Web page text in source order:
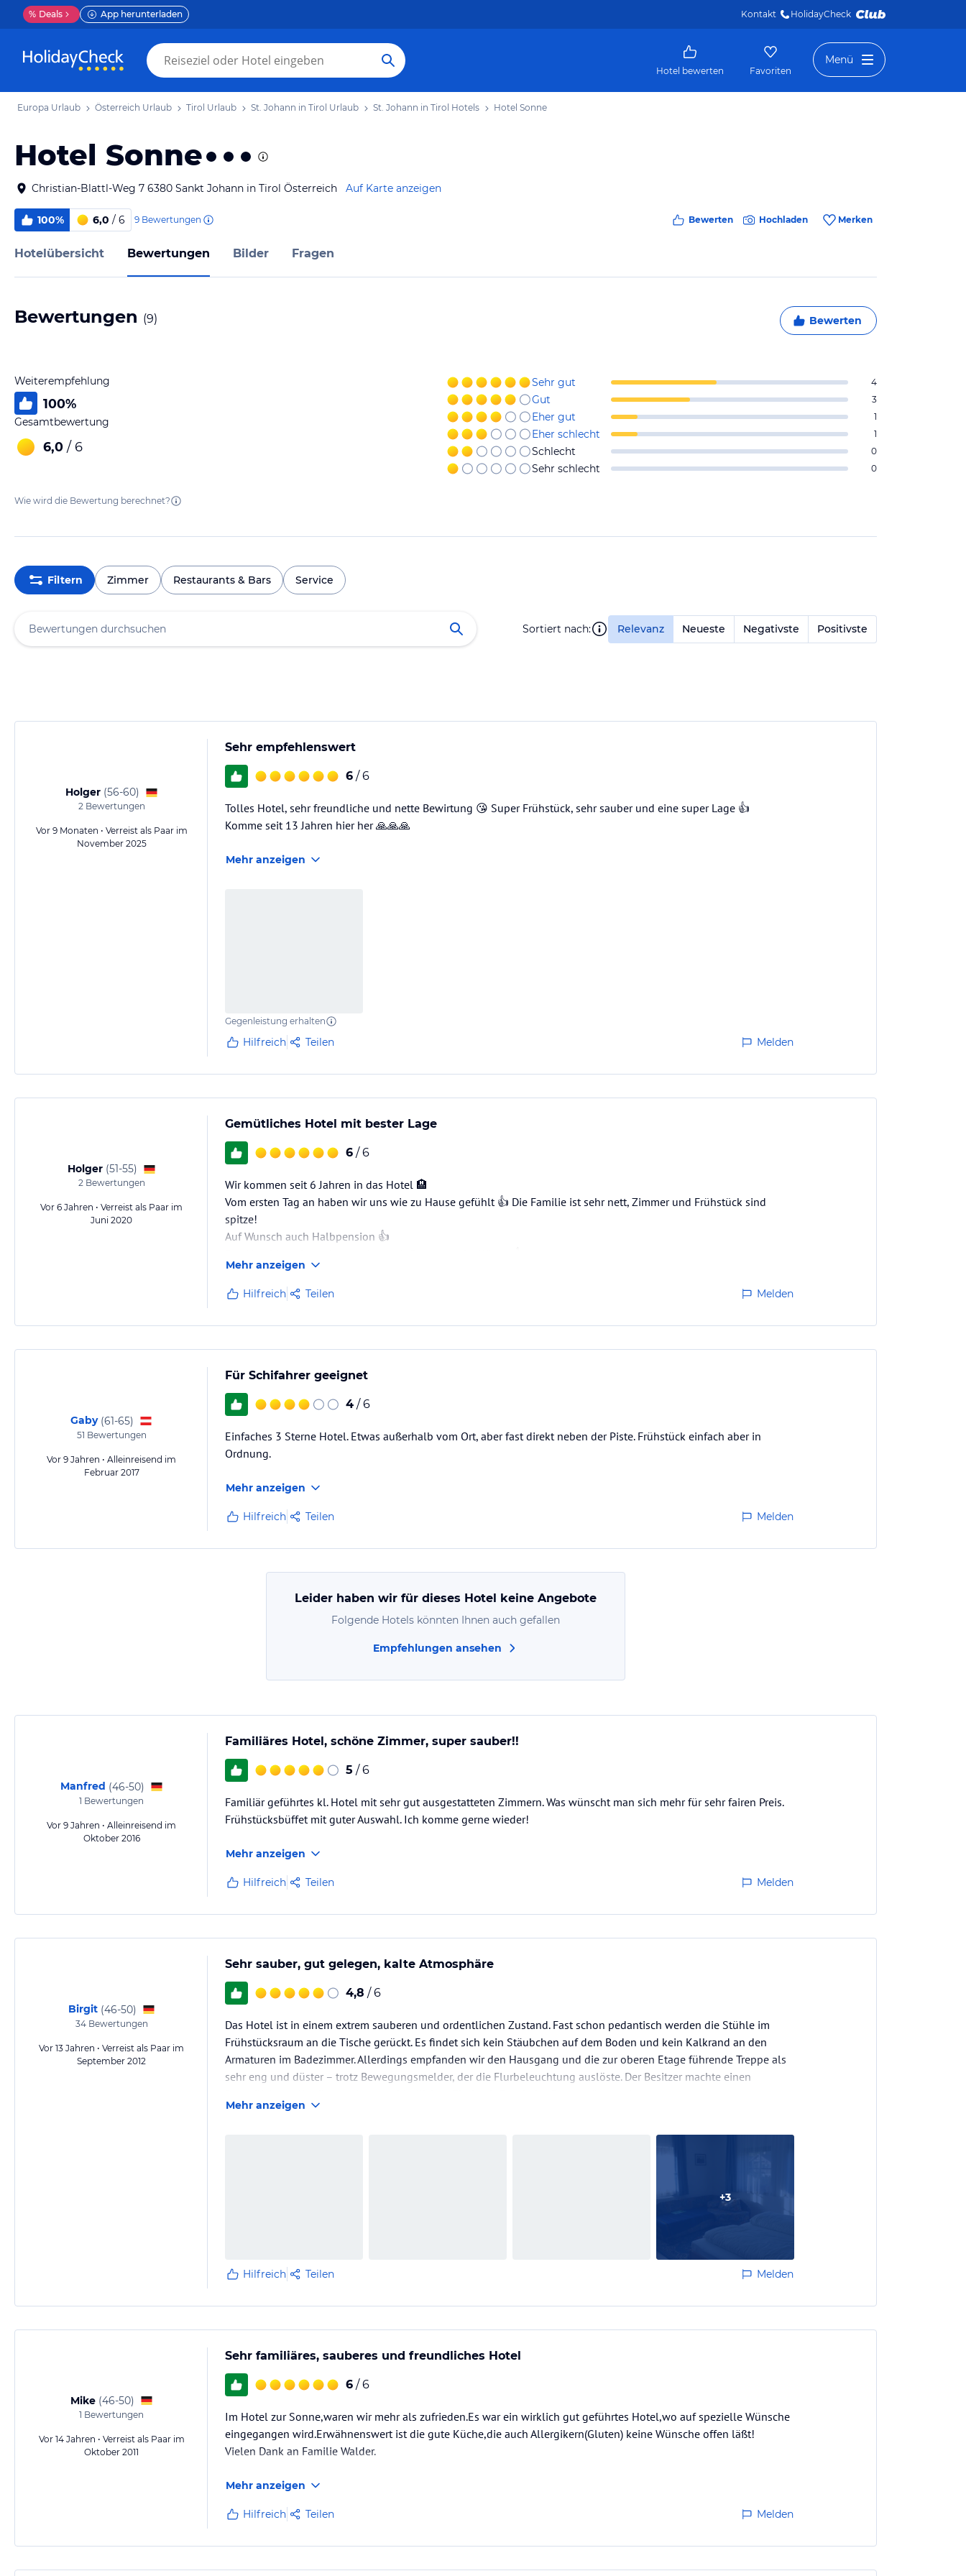
% Deals App herunterladen Kontakt HolidayCheck
Hotel bewerten Favoriten
Menü
Europa Urlaub Österreich Urlaub Tirol Urlaub St. Johann in Tirol Urlaub St. Johann in Tirol Hotels Hotel Sonne
Hotel Sonne
Christian-Blattl-Weg 7 6380 Sankt Johann in Tirol Österreich Auf Karte anzeigen
100% 6,0 / 6 9 Bewertungen Bewerten Hochladen Merken
Hotelübersicht Bewertungen Bilder Fragen
Bewertungen (9) Bewerten
Weiterempfehlung
100%
Gesamtbewertung
6,0 / 6
Sehr gut 4
Gut 3
Eher gut 1
Eher schlecht 1
Schlecht 0
Sehr schlecht 0
Wie wird die Bewertung berechnet?
Filtern Zimmer Restaurants & Bars Service
Sortiert nach: Relevanz Neueste Negativste Positivste
Holger (56-60)
2Bewertungen
Vor 9 Monaten • Verreist als Paar im
November 2025
Sehr empfehlenswert
6 / 6
Tolles Hotel, sehr freundliche und nette Bewirtung 😘 Super Frühstück, sehr sauber und eine super Lage 👍
Komme seit 13 Jahren hier her 🙏🙏🙏
Mehr anzeigen
Gegenleistung erhalten
Hilfreich Teilen Melden
Holger (51-55)
2Bewertungen
Vor 6 Jahren • Verreist als Paar im
Juni 2020
Gemütliches Hotel mit bester Lage
6 / 6
Wir kommen seit 6 Jahren in das Hotel 🏨
Vom ersten Tag an haben wir uns wie zu Hause gefühlt 👍 Die Familie ist sehr nett, Zimmer und Frühstück sind
spitze!
Auf Wunsch auch Halbpension 👍
Selbst jetzt zur Corona Zeit kann man es nur empfehlen, sehr sauber und die Hygiene Maßnahmen sehr excellence!
Sind seit
Mehr anzeigen
Hilfreich Teilen Melden
Gaby (61-65)
51 Bewertungen
Vor 9 Jahren • Alleinreisend im
Februar 2017
Für Schifahrer geeignet
4 / 6
Einfaches 3 Sterne Hotel. Etwas außerhalb vom Ort, aber fast direkt neben der Piste. Frühstück einfach aber in
Ordnung.
Mehr anzeigen
Hilfreich Teilen Melden
Leider haben wir für dieses Hotel keine Angebote
Folgende Hotels könnten Ihnen auch gefallen
Empfehlungen ansehen
Manfred (46-50)
1 Bewertungen
Vor 9 Jahren • Alleinreisend im
Oktober 2016
Familiäres Hotel, schöne Zimmer, super sauber!!
5 / 6
Familiär geführtes kl. Hotel mit sehr gut ausgestatteten Zimmern. Was wünscht man sich mehr für sehr fairen Preis.
Frühstücksbüffet mit guter Auswahl. Ich komme gerne wieder!
Mehr anzeigen
Hilfreich Teilen Melden
Birgit (46-50)
34Bewertungen
Vor 13 Jahren • Verreist als Paar im
September 2012
Sehr sauber, gut gelegen, kalte Atmosphäre
4,8 / 6
Das Hotel ist in einem extrem sauberen und ordentlichen Zustand. Fast schon pedantisch werden die Stühle im
Frühstücksraum an die Tische gerückt. Es findet sich kein Stäubchen auf dem Boden und kein Kalkrand an den
Armaturen im Badezimmer. Allerdings empfanden wir den Hausgang und die zur oberen Etage führende Treppe als
sehr eng und düster – trotz Bewegungsmelder, der die Flurbeleuchtung auslöste. Der Besitzer machte einen
Mehr anzeigen
+3
Hilfreich Teilen Melden
Mike (46-50)
1 Bewertungen
Vor 14 Jahren • Verreist als Paar im
Oktober 2011
Sehr familiäres, sauberes und freundliches Hotel
6 / 6
Im Hotel zur Sonne,waren wir mehr als zufrieden.Es war ein wirklich gut geführtes Hotel,wo auf spezielle Wünsche
eingegangen wird.Erwähnenswert ist die gute Küche,die auch Allergikern(Gluten) keine Wünsche offen läßt!
Vielen Dank an Familie Walder.
Mehr anzeigen
Hilfreich Teilen Melden